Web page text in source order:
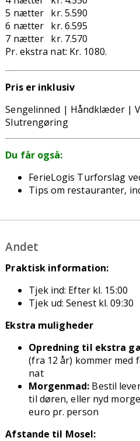
5 nætter kr. 5.590
6 nætter kr. 6.595
7 nætter kr. 7.570
Pr. ekstra nat: Kr. 1080.
Pris er inklusiv
Sengelinned | Håndklæder |
Slutrengøring
Du får også:
FerieLogis Turforslag
Tips om restauranter,
Andet
Praktisk information:
Tjek ind: Efter kl. 15:00
Tjek ud: Senest kl. 09:30
Ekstra muligheder
Opredning til ekstra
(fra 12 år) kommer med
nat
Morgenmad: Bestil
til døren, eller nyd
euro pr. person
Afstande til Mosel: